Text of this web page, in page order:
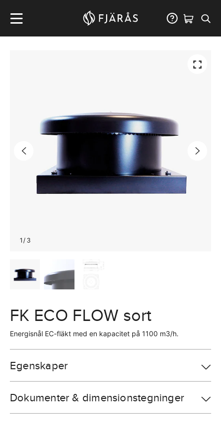
1/ 3
FK ECO FLOW sort
Energisnål EC-fläkt med en kapacitet på 1100 m3/h.
Egenskaper
Dokumenter & dimensionstegninger